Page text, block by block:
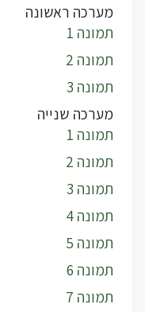
מערכה ראשונה
תמונה 1
תמונה 2
תמונה 3
מערכה שנייה
תמונה 1
תמונה 2
תמונה 3
תמונה 4
תמונה 5
תמונה 6
תמונה 7